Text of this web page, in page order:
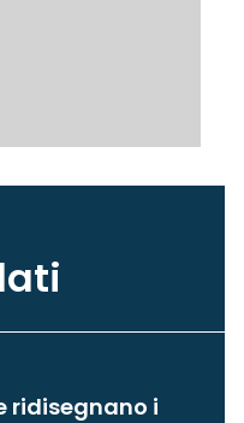
ridisegnano i